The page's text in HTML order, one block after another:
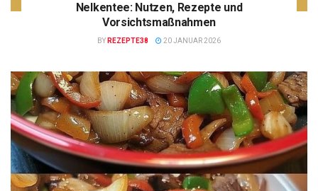
Nelkentee: Nutzen, Rezepte und
Vorsichtsmaßnahmen
BY REZEPTE38 20 JANUAR 2026